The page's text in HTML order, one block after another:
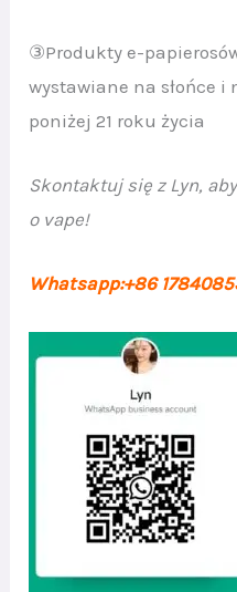
③Produkty e-
wystawiane na słońce
poniżej 21 roku życia
Skontaktuj się z Lyn,
o vape!
Whatsapp:+86